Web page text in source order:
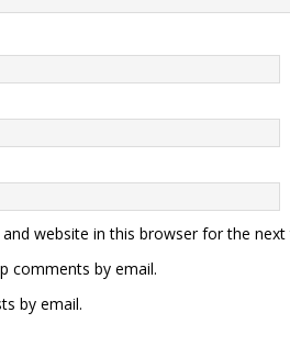
。 印
400
军参
S-400
的
坦空
导弹
非常
防空
。由于
防空
印度
的的雅
一个
的F-
website in this browser for the
comments by email.
by email.